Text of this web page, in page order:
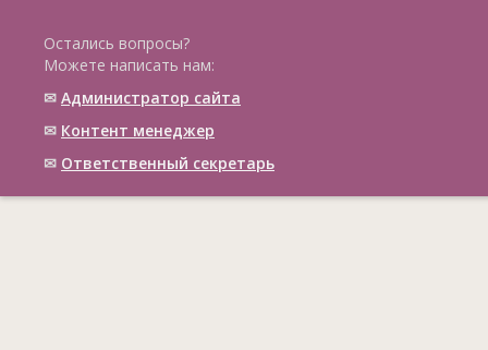
Остались вопросы?
Можете написать нам:
✉ Администратор сайта
✉ Контент менеджер
✉ Ответственный cекретарь